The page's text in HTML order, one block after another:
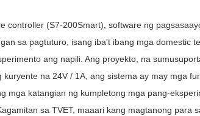
controller (S7-200Smart), software ng
sa pagtuturo, isang iba't ibang mga domestic
ang napili. Ang proyekto, na
na 24V / 1A, ang sistema ay may mga
mga katangian ng kumpletong mga pang-
sa TVET, maaari kang magtanong para